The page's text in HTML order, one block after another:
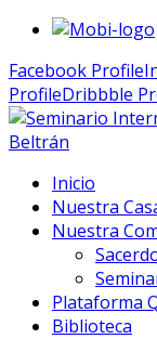
Facebook Profile
ProfileDribbble
Inicio
Nuestra
Nuestra
Plataforma
Biblioteca